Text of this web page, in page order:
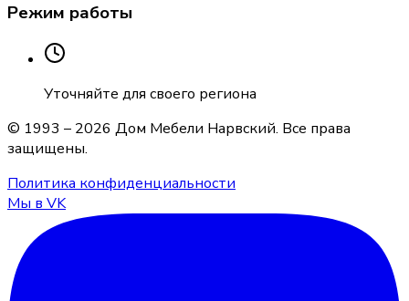
Режим работы
Уточняйте для своего региона
© 1993 – 2026 Дом Мебели Нарвский. Все права
защищены.
Политика конфиденциальности
Мы в VK